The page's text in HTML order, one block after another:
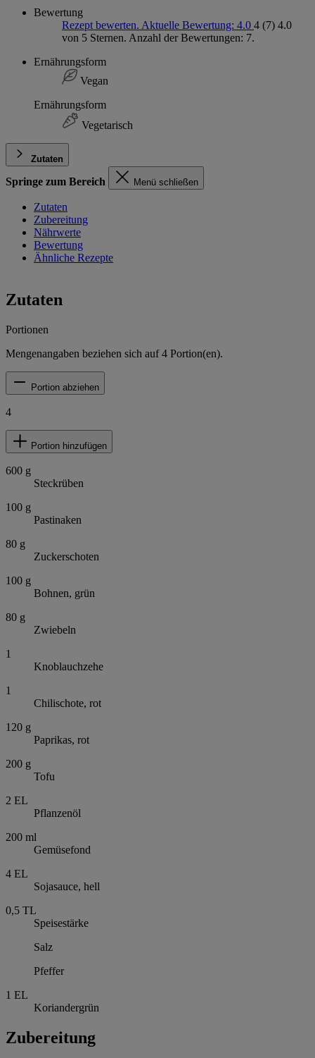
Bewertung
Rezept bewerten. Aktuelle Bewertung: 4.0 4 (7) 4.0
von 5 Sternen. Anzahl der Bewertungen: 7.
Ernährungsform
Vegan
Ernährungsform
Vegetarisch
Zutaten
Springe zum Bereich Menü schließen
Zutaten
Zubereitung
Nährwerte
Bewertung
Ähnliche Rezepte
Zutaten
Portionen
Mengenangaben beziehen sich auf4 Portion(en).
Portion abziehen
4
Portion hinzufügen
600 g
Steckrüben
100 g
Pastinaken
80 g
Zuckerschoten
100 g
Bohnen, grün
80 g
Zwiebeln
1
Knoblauchzehe
1
Chilischote, rot
120 g
Paprikas, rot
200 g
Tofu
2 EL
Pflanzenöl
200 ml
Gemüsefond
4 EL
Sojasauce, hell
0,5 TL
Speisestärke
Salz
Pfeffer
1 EL
Koriandergrün
Zubereitung